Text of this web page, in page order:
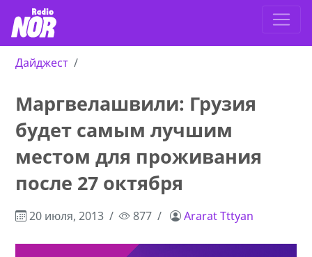
Дайджест
Маргвелашвили: Грузия
будет самым лучшим
местом для проживания
после 27 октября
20 июля, 2013 877 Ararat Tttyan